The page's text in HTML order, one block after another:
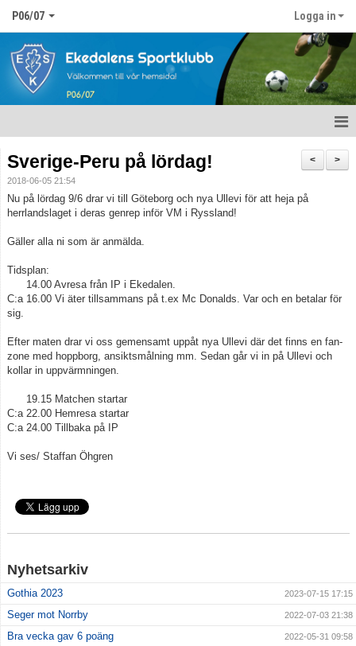
P06/07 Logga in
Nyheter
Kalender
Truppen
Bildgalleri
Dokument
>
<
Sverige-Peru på lördag!
2018-06-05 21:54
Nu på lördag 9/6 drar vi till Göteborg och nya Ullevi för att heja på
herrlandslaget i deras genrep inför VM i Ryssland!
Gäller alla ni som är anmälda.
Tidsplan:
14.00 Avresa från IP i Ekedalen.
C:a 16.00 Vi äter tillsammans på t.ex Mc Donalds. Var och en betalar för
sig.
Efter maten drar vi oss gemensamt uppåt nya Ullevi där det finns en fan-
zone med hoppborg, ansiktsmålning mm. Sedan går vi in på Ullevi och
kollar in uppvärmningen.
19.15 Matchen startar
C:a 22.00 Hemresa startar
C:a 24.00 Tillbaka på IP
Vi ses/ Staffan Öhgren
Nyhetsarkiv
Gothia 2023 2023-07-15 17:15
Seger mot Norrby 2022-07-03 21:38
Bra vecka gav 6 poäng 2022-05-31 09:58